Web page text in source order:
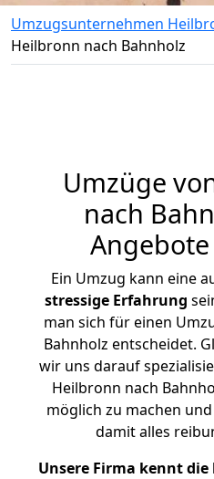
Umzugsunternehmen
Heilbronn nach Bahnholz
Umzüge
nach
Ein Umzug kann eine
stressige Erfahrung
man sich für einen
Bahnholz entscheidet.
wir uns darauf
Heilbronn nach
möglich zu machen und
damit alles
Unsere Firma kennt